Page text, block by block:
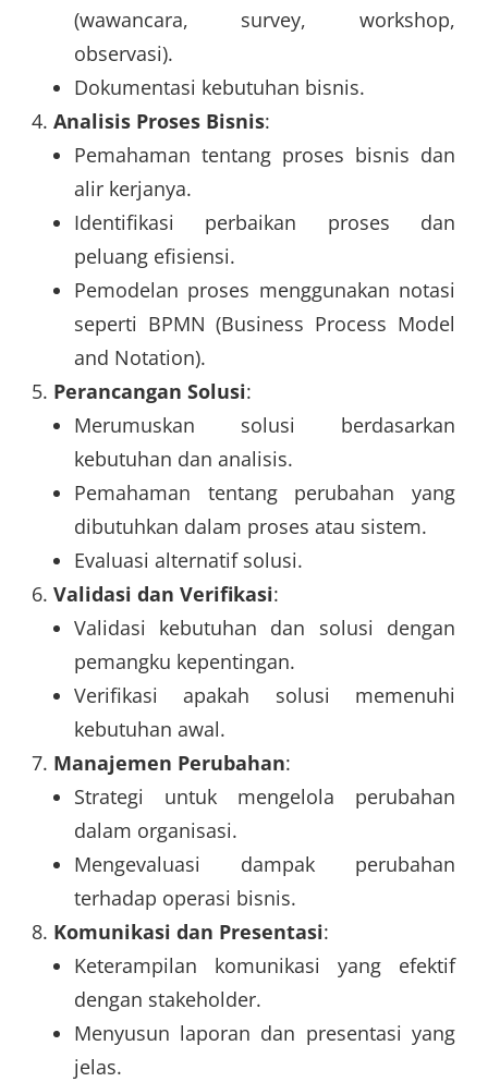
(wawancara, survey, workshop,
observasi).
Dokumentasi kebutuhan bisnis.
Analisis Proses Bisnis:
Pemahaman tentang proses bisnis dan
alir kerjanya.
Identifikasi perbaikan proses dan
peluang efisiensi.
Pemodelan proses menggunakan notasi
seperti BPMN (Business Process Model
and Notation).
Perancangan Solusi:
Merumuskan solusi berdasarkan
kebutuhan dan analisis.
Pemahaman tentang perubahan yang
dibutuhkan dalam proses atau sistem.
Evaluasi alternatif solusi.
Validasi dan Verifikasi:
Validasi kebutuhan dan solusi dengan
pemangku kepentingan.
Verifikasi apakah solusi memenuhi
kebutuhan awal.
Manajemen Perubahan:
Strategi untuk mengelola perubahan
dalam organisasi.
Mengevaluasi dampak perubahan
terhadap operasi bisnis.
Komunikasi dan Presentasi:
Keterampilan komunikasi yang efektif
dengan stakeholder.
Menyusun laporan dan presentasi yang
jelas.